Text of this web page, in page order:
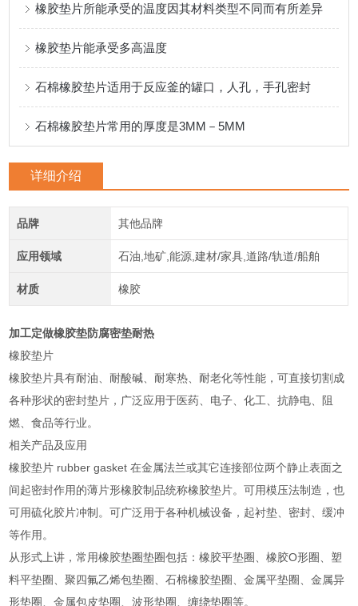
橡胶垫片所能承受的温度因其材料类型不同而有所差异
橡胶垫片能承受多高温度
石棉橡胶垫片适用于反应釜的罐口，人孔，手孔密封
石棉橡胶垫片常用的厚度是3MM－5MM
详细介绍
品牌 其他品牌
应用领域 石油,地矿,能源,建材/家具,道路/轨道/船舶
材质 橡胶
加工定做橡胶垫防腐密垫耐热
橡胶垫片
橡胶垫片具有耐油、耐酸碱、耐寒热、耐老化等性能，可直接切割成
各种形状的密封垫片，广泛应用于医药、电子、化工、抗静电、阻
燃、食品等行业。
相关产品及应用
橡胶垫片 rubber gasket 在金属法兰或其它连接部位两个静止表面之
间起密封作用的薄片形橡胶制品统称橡胶垫片。可用模压法制造，也
可用硫化胶片冲制。可广泛用于各种机械设备，起衬垫、密封、缓冲
等作用。
从形式上讲，常用橡胶垫圈垫圈包括：橡胶平垫圈、橡胶O形圈、塑
料平垫圈、聚四氟乙烯包垫圈、石棉橡胶垫圈、金属平垫圈、金属异
形垫圈、金属包皮垫圈、波形垫圈、缠绕垫圈等。